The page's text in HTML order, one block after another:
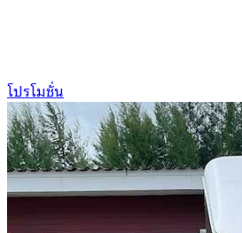
โปรโมชั่น